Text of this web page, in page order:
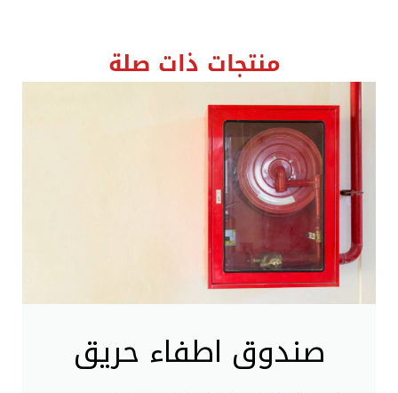
منتجات ذات صلة
صندوق اطفاء حريق